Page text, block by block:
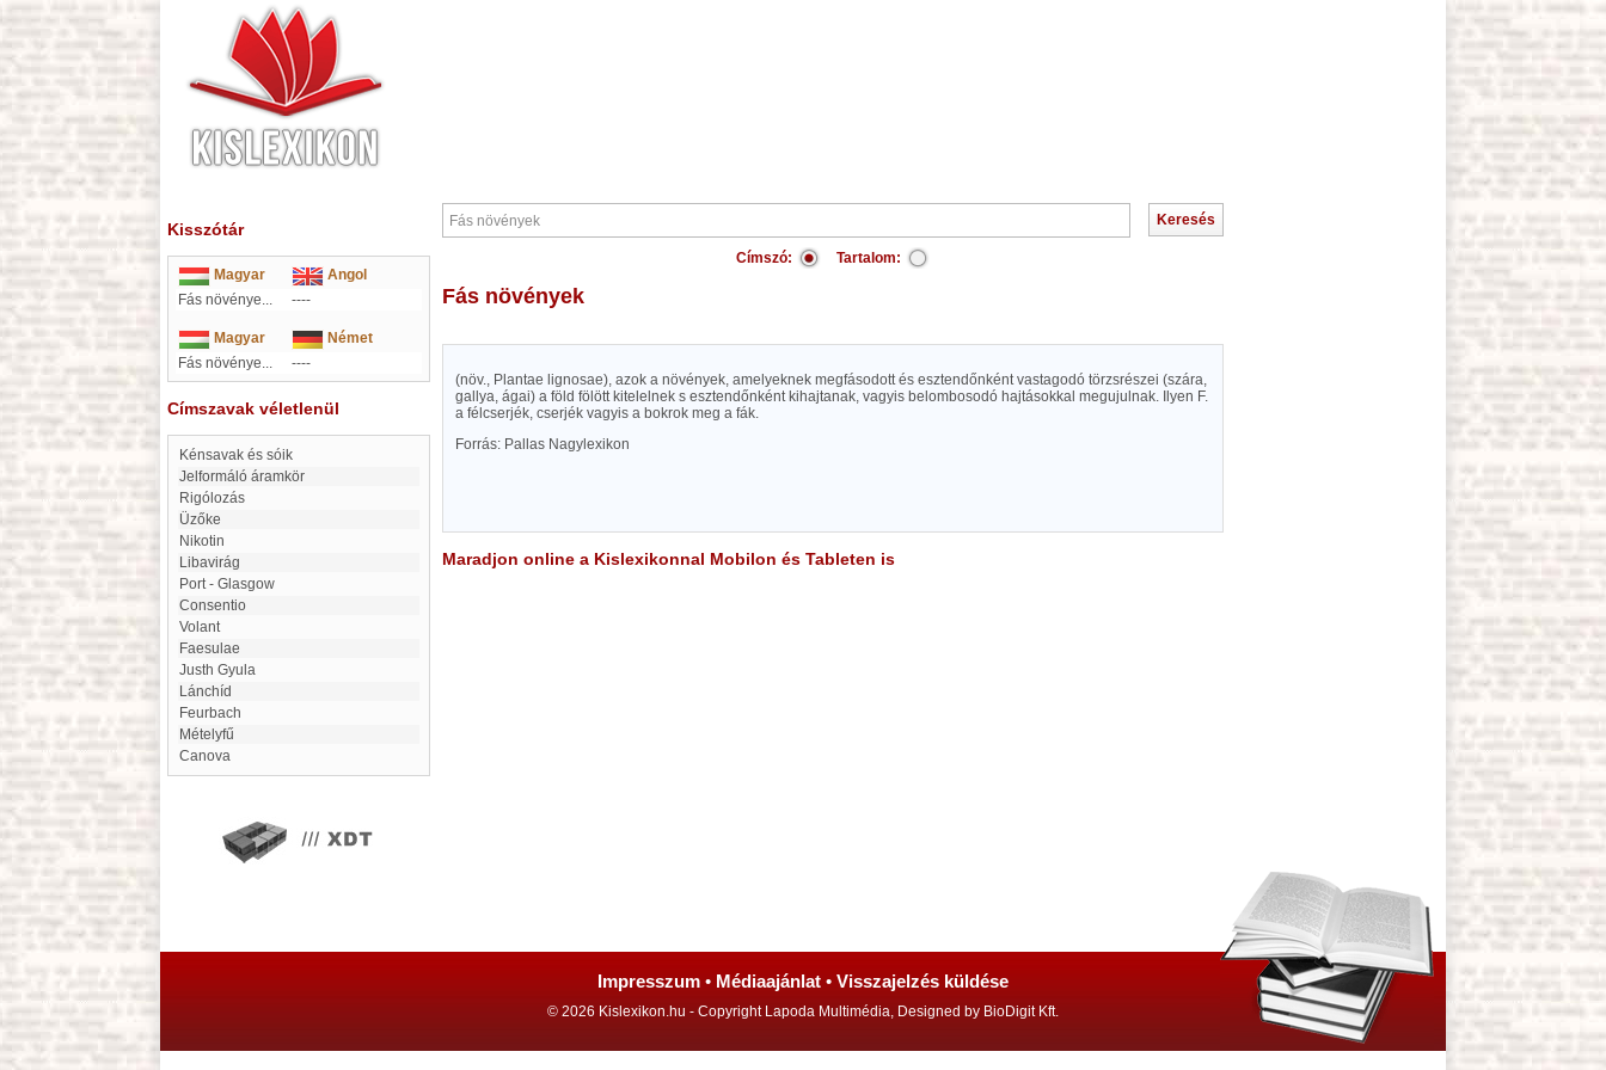
Kisszótár
Magyar
Angol
Fás növénye...
----
Magyar
Német
Fás növénye...
----
Címszavak véletlenül
Kénsavak és sóik
jelformáló áramkör
Rigólozás
Üzőke
Nikotin
Libavirág
Port - Glasgow
Consentio
Volant
Faesulae
Justh Gyula
Lánchíd
Feurbach
Mételyfű
Canova
Címszó: Tartalom:
Fás növények
(növ., Plantae lignosae), azok a növények, amelyeknek megfásodott és esztendőnként vastagodó törzsrészei (szára,
gallya, ágai) a föld fölött kitelelnek s esztendőnként kihajtanak, vagyis belombosodó hajtásokkal megujulnak. Ilyen F.
a félcserjék, cserjék vagyis a bokrok meg a fák.
Forrás: Pallas Nagylexikon
Maradjon online a Kislexikonnal Mobilon és Tableten is
Impresszum • Médiaajánlat • Visszajelzés küldése
© 2026 Kislexikon.hu - Copyright Lapoda Multimédia, Designed by BioDigit Kft.